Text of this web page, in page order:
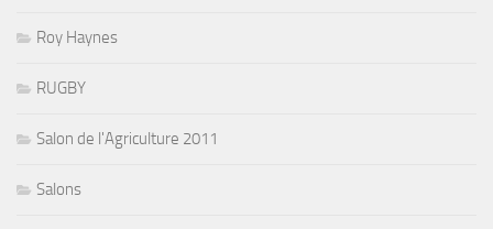
Roy Haynes
RUGBY
Salon de l'Agriculture 2011
Salons